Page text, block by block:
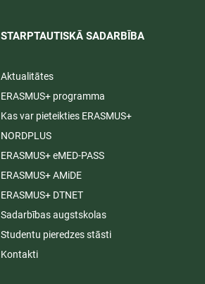
STARPTAUTISKĀ SADARBĪBA​
Aktualitātes
ERASMUS+ programma
Kas var pieteikties ERASMUS+
NORDPLUS
ERASMUS+ eMED-PASS
ERASMUS+ AMiDE
ERASMUS+ DTNET
Sadarbības augstskolas
Studentu pieredzes stāsti
Kontakti